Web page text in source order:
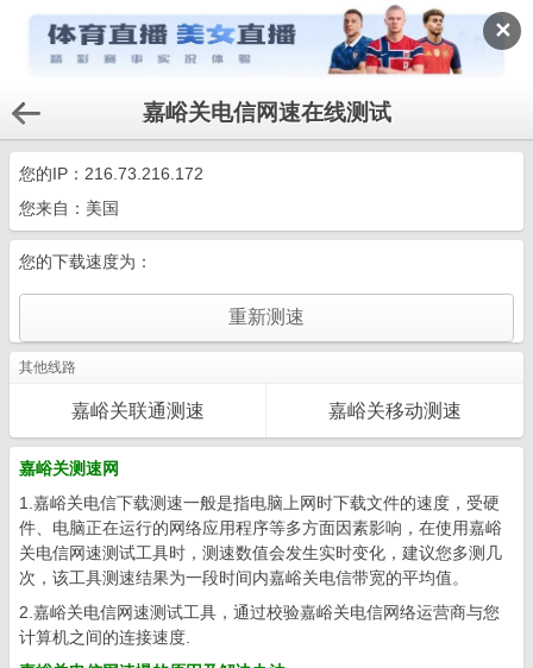
✕
嘉峪关电信网速在线测试
您的IP： 216.73.216.172
您来自：美国
您的下载速度为：
其他线路
嘉峪关联通测速 嘉峪关移动测速
嘉峪关测速网
1.嘉峪关电信下载测速一般是指电脑上网时下载文件的速度，受硬
件、电脑正在运行的网络应用程序等多方面因素影响，在使用嘉峪
关电信网速测试工具时，测速数值会发生实时变化，建议您多测几
次，该工具测速结果为一段时间内嘉峪关电信带宽的平均值。
2.嘉峪关电信网速测试工具，通过校验嘉峪关电信网络运营商与您
计算机之间的连接速度.